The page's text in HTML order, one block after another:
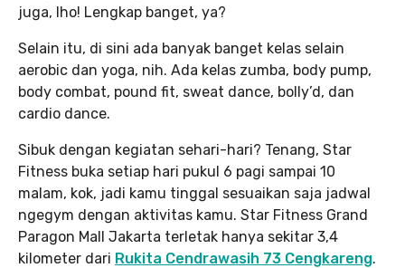
juga, lho! Lengkap banget, ya?
Selain itu, di sini ada banyak banget kelas selain
aerobic dan yoga, nih. Ada kelas zumba, body pump,
body combat, pound fit, sweat dance, bolly’d, dan
cardio dance.
Sibuk dengan kegiatan sehari-hari? Tenang, Star
Fitness buka setiap hari pukul 6 pagi sampai 10
malam, kok, jadi kamu tinggal sesuaikan saja jadwal
ngegym dengan aktivitas kamu. Star Fitness Grand
Paragon Mall Jakarta terletak hanya sekitar 3,4
kilometer dari Rukita Cendrawasih 73 Cengkareng.